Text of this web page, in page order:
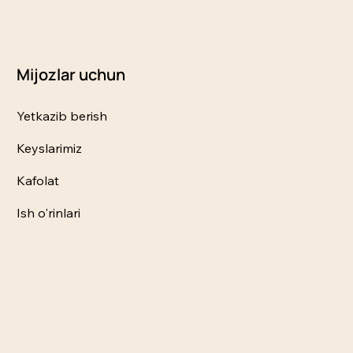
Mijozlar uchun
Yetkazib berish
Keyslarimiz
Kafolat
Ish o'rinlari